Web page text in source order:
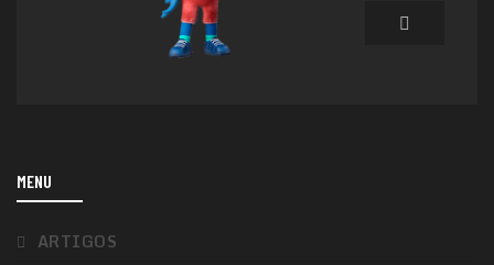
MENU
ARTIGOS